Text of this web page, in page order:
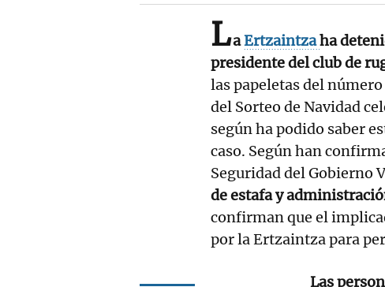
LaErtzaintzaha
presidente del club de
las papeletas del
del Sorteo de Navidad
según ha podido saber
caso. Según han
Seguridad del Gobierno
de estafa y
confirman que el
por la Ertzaintza para
Las